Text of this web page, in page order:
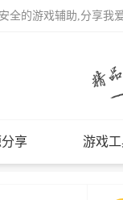
全的游戏辅助,分享我
享 游戏